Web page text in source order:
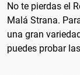
No te pierdas el
Malá Strana.
una gran
puedes probar